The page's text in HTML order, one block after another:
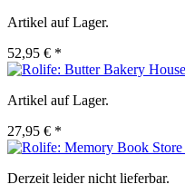
Artikel auf Lager.
52,95 € *
Artikel auf Lager.
27,95 € *
Derzeit leider nicht lieferbar.